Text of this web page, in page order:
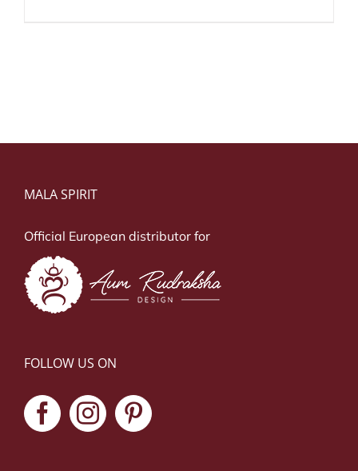
MALA SPIRIT
Official European distributor for
FOLLOW US ON